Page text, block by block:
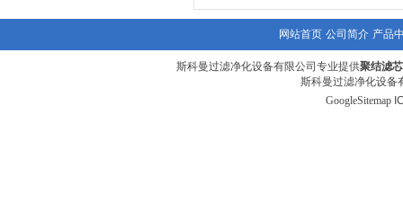
网站首页 公司简介 产品
斯科曼过滤净化设备有限公司专业提供聚结滤
斯科曼过滤净化设备
GoogleSitemap